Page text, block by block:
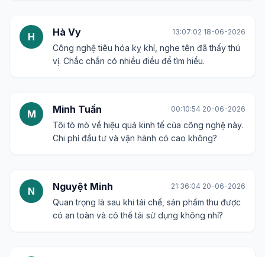
H Hà Vy 13:07:02 18-06-2026
Công nghệ tiêu hóa kỵ khí, nghe tên đã thấy thú
vị. Chắc chắn có nhiều điều để tìm hiểu.
M Minh Tuấn 00:10:54 20-06-2026
Tôi tò mò về hiệu quả kinh tế của công nghệ này.
Chi phí đầu tư và vận hành có cao không?
N Nguyệt Minh 21:36:04 20-06-2026
Quan trọng là sau khi tái chế, sản phẩm thu được
có an toàn và có thể tái sử dụng không nhỉ?